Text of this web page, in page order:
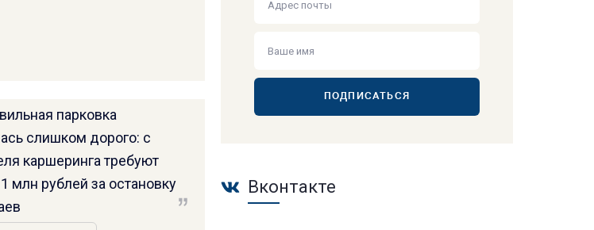
парковка
слишком дорого: с
каршеринга требуют
млн рублей за остановку
ПОДПИСАТЬСЯ
Вконтакте